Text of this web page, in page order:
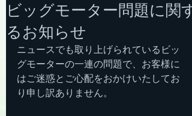
ビッグモーター問題に関す
るお知らせ
ニュースでも取り上げられているビッ
グモーターの一連の問題で、お客様に
はご迷惑とご心配をおかけいたしてお
り申し訳ありません。